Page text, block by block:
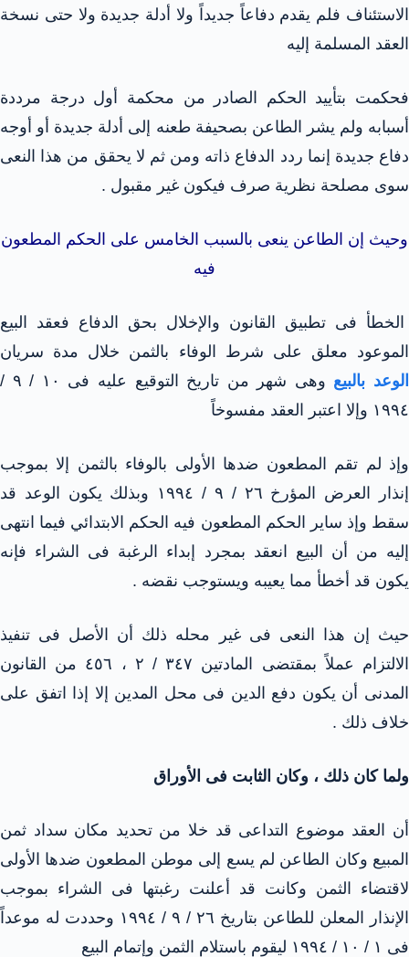
الاستئناف فلم يقدم دفاعاً جديداً ولا أدلة جديدة ولا حتى نسخة
العقد المسلمة إليه
فحكمت بتأييد الحكم الصادر من محكمة أول درجة مرددة
أسبابه ولم يشر الطاعن بصحيفة طعنه إلى أدلة جديدة أو أوجه
دفاع جديدة إنما ردد الدفاع ذاته ومن ثم لا يحقق من هذا النعى
سوى مصلحة نظرية صرف فيكون غير مقبول .
وحيث إن الطاعن ينعى بالسبب الخامس على الحكم المطعون
فيه
الخطأ فى تطبيق القانون والإخلال بحق الدفاع فعقد البيع
الموعود معلق على شرط الوفاء بالثمن خلال مدة سريان
الوعد بالبيع
وهى شهر من تاريخ التوقيع عليه فى ١٠ / ٩ /
١٩٩٤ وإلا اعتبر العقد مفسوخاً
وإذ لم تقم المطعون ضدها الأولى بالوفاء بالثمن إلا بموجب
إنذار العرض المؤرخ ٢٦ / ٩ / ١٩٩٤ وبذلك يكون الوعد قد
سقط وإذ ساير الحكم المطعون فيه الحكم الابتدائي فيما انتهى
إليه من أن البيع انعقد بمجرد إبداء الرغبة فى الشراء فإنه
يكون قد أخطأ مما يعيبه ويستوجب نقضه .
حيث إن هذا النعى فى غير محله ذلك أن الأصل فى تنفيذ
الالتزام عملاً بمقتضى المادتين ٣٤٧ / ٢ ، ٤٥٦ من القانون
المدنى أن يكون دفع الدين فى محل المدين إلا إذا اتفق على
خلاف ذلك .
ولما كان ذلك ، وكان الثابت فى الأوراق
أن العقد موضوع التداعى قد خلا من تحديد مكان سداد ثمن
المبيع وكان الطاعن لم يسع إلى موطن المطعون ضدها الأولى
لاقتضاء الثمن وكانت قد أعلنت رغبتها فى الشراء بموجب
الإنذار المعلن للطاعن بتاريخ ٢٦ / ٩ / ١٩٩٤ وحددت له موعداً
فى ١ / ١٠ / ١٩٩٤ ليقوم باستلام الثمن وإتمام البيع